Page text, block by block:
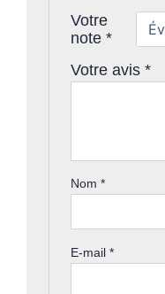
Votre
note*
Votre avis*
Nom*
E-mail*